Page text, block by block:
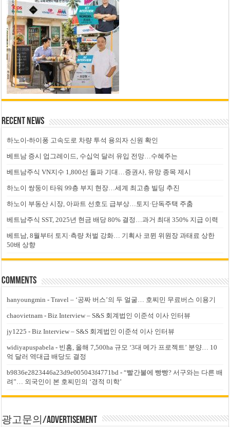
Recent News
하노이-하이퐁 고속도로 차량 투석 용의자 신원 확인
베트남 증시 업그레이드, 수십억 달러 유입 전망…수혜주는
베트남주식 VN지수 1,800선 돌파 기대…증권사, 유망 종목 제시
하노이 쌍둥이 타워 99층 부지 현장…세계 최고층 빌딩 추진
하노이 부동산 시장, 아파트 선호도 급부상…토지·단독주택 주춤
베트남주식 SST, 2025년 현금 배당 80% 결정…과거 최대 350% 지급 이력
베트남, 8월부터 토지·측량 처벌 강화… 기획사 코뮌 위원장 과태료 상한
50배 상향
Comments
hanyoungmin -Travel – ‘공짜 버스’의 두 얼굴… 호찌민 무료버스 이용기
chaovietnam -Biz Interview – S&S 회계법인 이준석 이사 인터뷰
jy1225 -Biz Interview – S&S 회계법인 이준석 이사 인터뷰
widiyapuspabela - 빈홈, 올해 7,500ha 규모 ‘3대 메가 프로젝트’ 분양… 10
억 달러 역대급 배당도 결정
b9836e2823446a23d9e005043f4771bd -“빨간불에 빵빵? 서구와는 다른 배
려”… 외국인이 본 호찌민의 ‘경적 미학’
광고문의/Advertisement